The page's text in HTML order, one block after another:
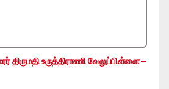
திருமதி உருத்திராணி வேலுப்பிள்ளை –